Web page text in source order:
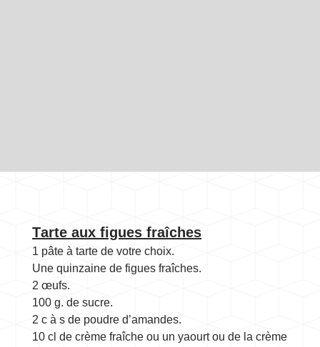
Tarte aux figues fraîches
1 pâte à tarte de votre choix.
Une quinzaine de figues fraîches.
2 œufs.
100 g. de sucre.
2 c à s de poudre d’amandes.
10 cl de crème fraîche ou un yaourt ou de la crème